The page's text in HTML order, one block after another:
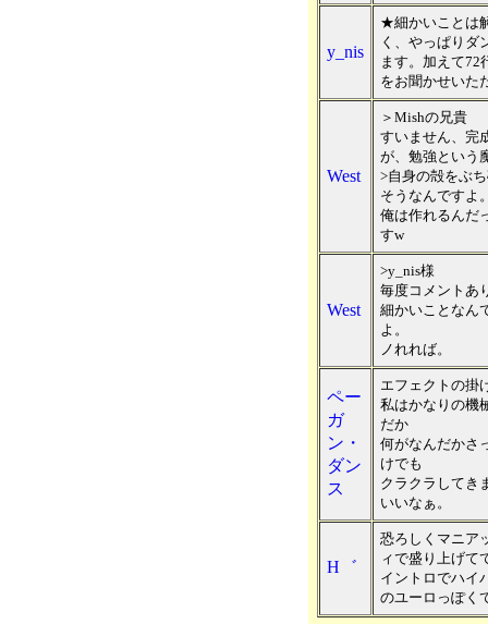
y_nis
★細かいことは
く、やっぱりダ
ます。加えて72
をお聞かせいた
West
＞Mishの兄貴
すいません、完
が、勉強という
>自身の殻をぶ
そうなんですよ
俺は作れるんだ
すw
West
>y_nis様
毎度コメントあ
細かいことなん
よ。
ノれれば。
ペー
ガ
ン・
ダン
ス
エフェクトの掛
私はかなりの機
だか
何がなんだかさ
けでも
クラクラしてき
いいなぁ。
H゛
恐ろしくマニア
ィで盛り上げて
イントロでハイ
のユーロっぽく